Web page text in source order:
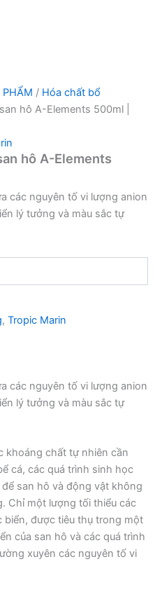
/ Hóa chất bổ
hô A-Elements 500ml |
hô A-Elements
các nguyên tố vi lượng anion
lý tưởng và màu sắc tự
, Tropic Marin
các nguyên tố vi lượng anion
lý tưởng và màu sắc tự
khoáng chất tự nhiên cần
cá, các quá trình sinh học
san hô và động vật không
Chỉ một lượng tối thiểu các
được tiêu thụ trong một
của san hô và các quá trình
xuyên các nguyên tố vi